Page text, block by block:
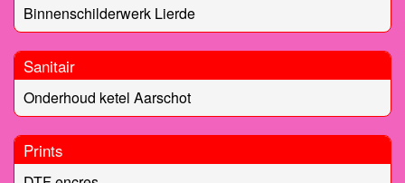
Binnenschilderwerk Lierde
Sanitair
Onderhoud ketel Aarschot
Prints